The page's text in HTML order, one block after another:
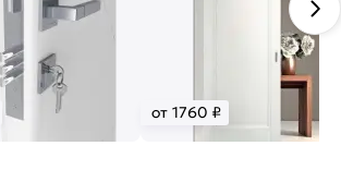
от 1760 ₽